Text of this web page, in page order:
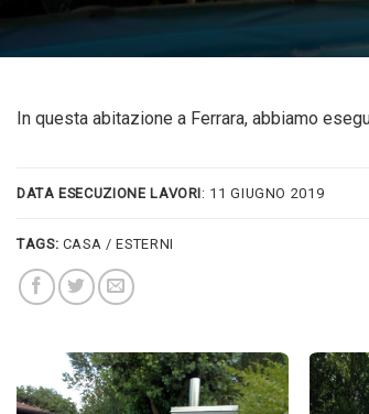
In questa abitazione a Ferrara, abbiamo
DATA ESECUZIONE LAVORI: 11 GIUGNO 2019
TAGS: CASA / ESTERNI